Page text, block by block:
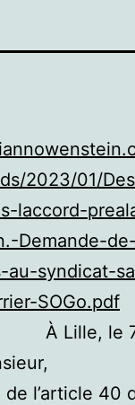
2023/01/
laccord-
Demande-de-
au-syndicat-
SOGo.pdf
À Lille, le
l’article 40